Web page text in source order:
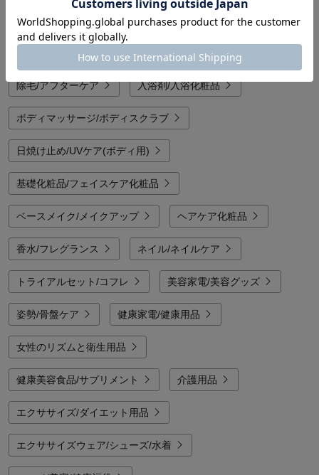
デリケートゾーンケア フットケア/角質ケア
ハンドケア/ハンドクリーム 汗/ニオイケア
除毛/アフターケア 入浴剤/入浴化粧品
ボディマッサージ/ボディスクラブ
日焼け止め/UVケア(ボディ用)
基礎化粧品/フェイスケア化粧品
ベースメイク/メイクアップ ヘアケア化粧品
香水/フレグランス ネイル/ネイルケア
トライアルセット/コフレ 美容家電/美容グッズ
姿勢/骨盤ケア 健康家電/健康用品
女性のリズムと衛生用品
健康美容食品/サプリメント 介護用品
エクササイズ/ダイエット用品
エクササイズウェア/シューズ/水着